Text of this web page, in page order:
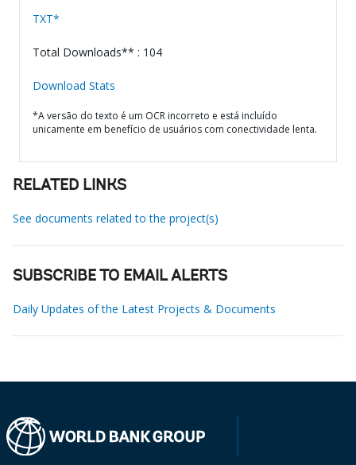
TXT*
Total Downloads** : 104
Download Stats
*A versão do texto é um OCR incorreto e está incluído
unicamente em benefício de usuários com conectividade lenta.
RELATED LINKS
See documents related to the project(s)
SUBSCRIBE TO EMAIL ALERTS
Daily Updates of the Latest Projects & Documents